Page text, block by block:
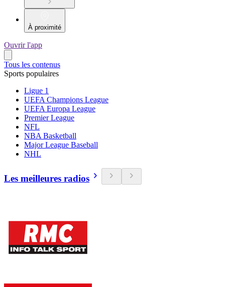
À proximité
Ouvrir l'app
Tous les contenus
Sports populaires
Ligue 1
UEFA Champions League
UEFA Europa League
Premier League
NFL
NBA Basketball
Major League Baseball
NHL
Les meilleures radios